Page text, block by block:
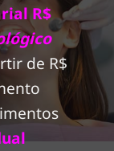
R$
de R$